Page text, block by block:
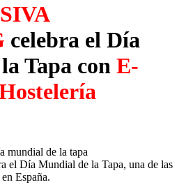
celebra el Día
Tapa con E-
el Día Mundial de la Tapa, una de las
España.